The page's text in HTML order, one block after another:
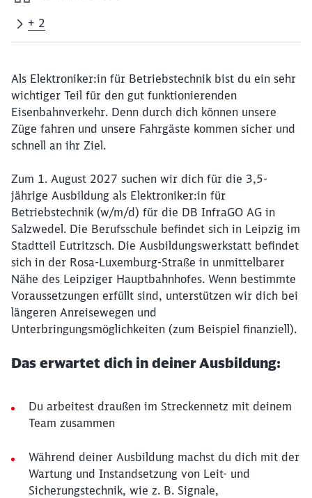
+ 2
Als Elektroniker:in für Betriebstechnik bist du ein sehr
wichtiger Teil für den gut funktionierenden
Eisenbahnverkehr. Denn durch dich können unsere
Züge fahren und unsere Fahrgäste kommen sicher und
schnell an ihr Ziel.
Zum 1. August 2027 suchen wir dich für die 3,5-
jährige Ausbildung als Elektroniker:in für
Betriebstechnik (w/m/d) für die DB InfraGO AG in
Salzwedel. Die Berufsschule befindet sich in Leipzig im
Stadtteil Eutritzsch. Die Ausbildungswerkstatt befindet
sich in der Rosa-Luxemburg-Straße in unmittelbarer
Nähe des Leipziger Hauptbahnhofes. Wenn bestimmte
Voraussetzungen erfüllt sind, unterstützen wir dich bei
längeren Anreisewegen und
Unterbringungsmöglichkeiten (zum Beispiel finanziell).
Das erwartet dich in deiner Ausbildung:
Du arbeitest draußen im Streckennetz mit deinem
Team zusammen
Während deiner Ausbildung machst du dich mit der
Wartung und Instandsetzung von Leit- und
Sicherungstechnik, wie z. B. Signale,